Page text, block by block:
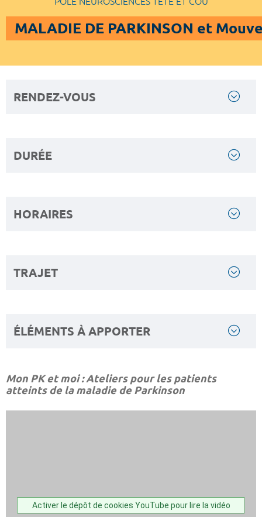
MALADIE DE PARKINSON et
RENDEZ-VOUS
DURÉE
HORAIRES
TRAJET
ÉLÉMENTS À APPORTER
Mon PK et moi : Ateliers pour les patients
atteints de la maladie de Parkinson
Activer le dépôt de cookies YouTube pour lire la vidéo